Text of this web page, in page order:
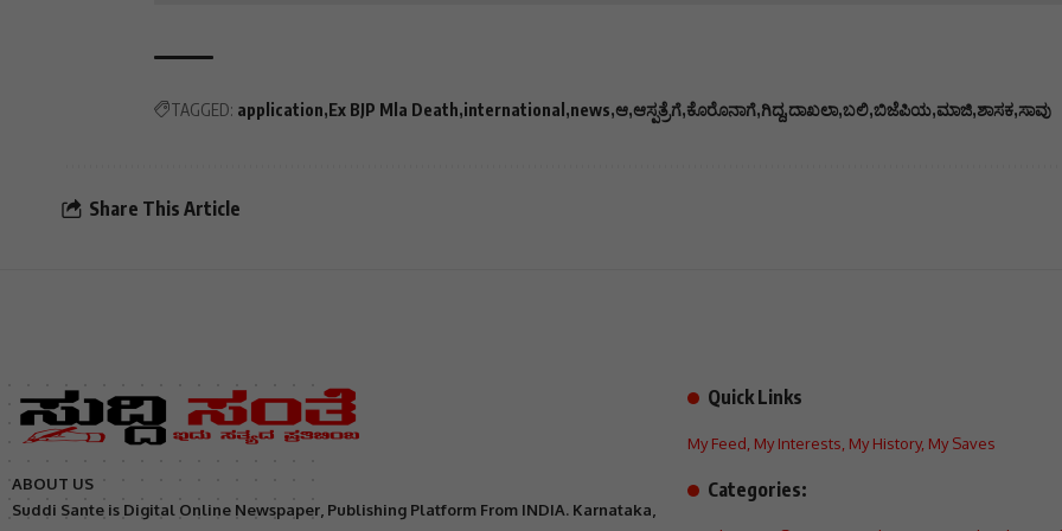
TAGGED: application Ex BJP Mla Death international news ಆ ಆಸ್ಪತ್ರೆಗೆ ಕೊರೊನಾಗೆ ಗಿದ್ದ ದಾಖಲಾ ಬಲಿ ಬಿಜೆಪಿಯ ಮಾಜಿ ಶಾಸಕ ಸಾವು
Share This Article
ABOUT US
Suddi Sante is Digital Online Newspaper, Publishing Platform From INDIA. Karnataka,
Quick Links
My Feed My Interests My History, My Saves
Categories: